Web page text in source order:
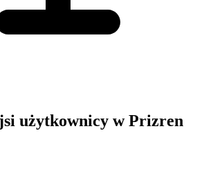
użytkownicy w Prizren